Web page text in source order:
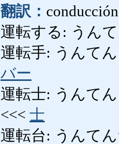
翻訳：
運転する: うん
運転手: うんて
バー
運転士: うんてん
<<< 士
運転台: うんて